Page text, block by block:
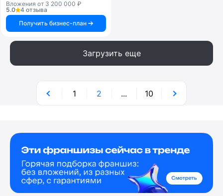
Вложения от 3 200 000 ₽
5.0
4 отзыва
Получить бизнес-план
Загрузить еще
1 2 ... 10